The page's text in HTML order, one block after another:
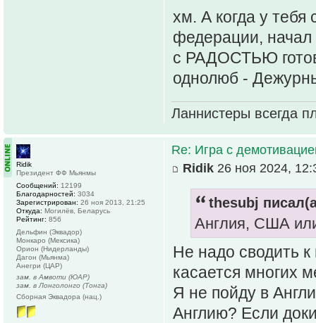
хм. А когда у тебя
федерации, начал
с РАДОСТЬЮ
однолюб -
Ланнистеры всегда
Re: Игра с
Ridik 26 ноя 2024,
thesubj
Англия, США
Не надо сводить
касается многих
Я не пойду в
Англию? Если
Ridik
Президент ФФ Мьянмы
Сообщений: 12199
Благодарностей: 3034
Зарегистрирован: 26 ноя 2013, 21:25
Откуда: Могилёв, Беларусь
Рейтинг: 856
Дельфин (Эквадор)
Монкаро (Мексика)
Орион (Нидерланды)
Дагон (Мьянма)
Анегри (ЦАР)
зам. в Амвоти (ЮАР)
зам. в Лонголонго (Тонга)
Сборная Эквадора (нац.)